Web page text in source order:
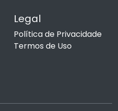
Legal
Política de Privacidade
Termos de Uso